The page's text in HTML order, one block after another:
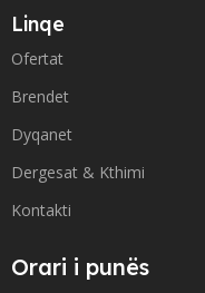
Linqe
Ofertat
Brendet
Dyqanet
Dergesat & Kthimi
Kontakti
Orari i punës